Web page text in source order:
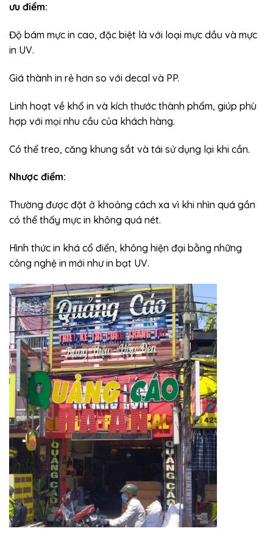
ưu điểm:
Độ bám mực in cao, đặc biệt là với loại mực dầu và mực
in UV.
Giá thành in rẻ hơn so với decal và PP.
Linh hoạt về khổ in và kích thước thành phẩm, giúp phù
hợp với mọi nhu cầu của khách hàng.
Có thể treo, căng khung sắt và tái sử dụng lại khi cần.
Nhược điểm:
Thường được đặt ở khoảng cách xa vì khi nhìn quá gần
có thể thấy mực in không quá nét.
Hình thức in khá cổ điển, không hiện đại bằng những
công nghệ in mới như in bạt UV.